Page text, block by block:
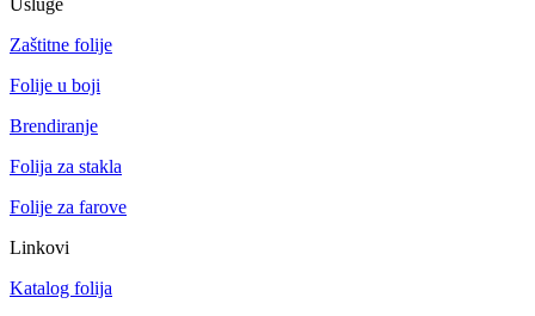
Usluge
Zaštitne folije
Folije u boji
Brendiranje
Folija za stakla
Folije za farove
Linkovi
Katalog folija